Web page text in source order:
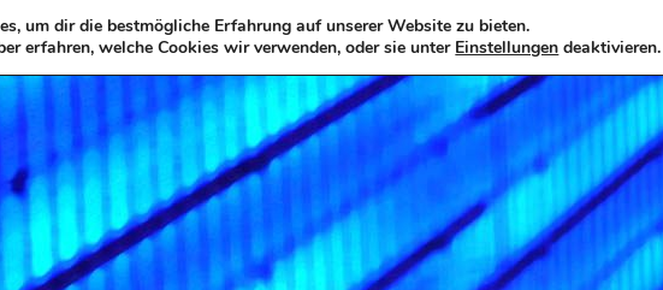
um dir die bestmögliche Erfahrung auf unserer Website zu bieten.
erfahren, welche Cookies wir verwenden, oder sie unter Einstellungen deaktivieren.